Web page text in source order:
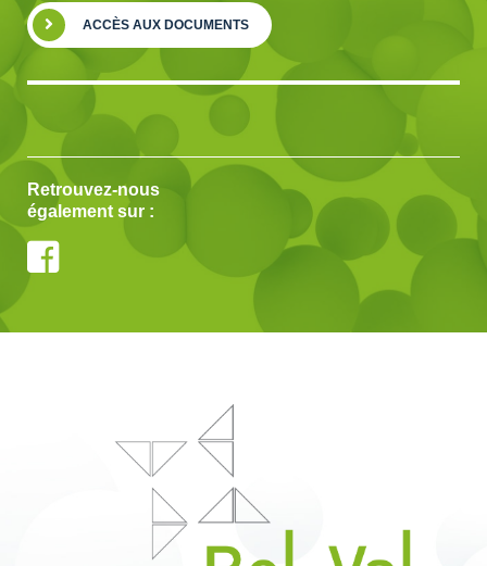
ACCÈS AUX DOCUMENTS
Retrouvez-nous
également sur :